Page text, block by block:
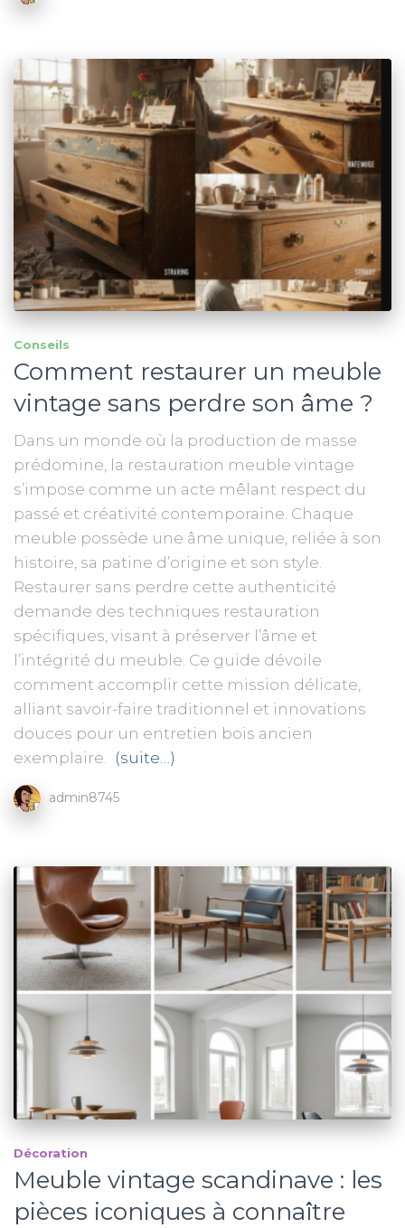
Conseils
Comment restaurer un meuble
vintage sans perdre son âme ?
Dans un monde où la production de masse
prédomine, la restauration meuble vintage
s’impose comme un acte mêlant respect du
passé et créativité contemporaine. Chaque
meuble possède une âme unique, reliée à son
histoire, sa patine d’origine et son style.
Restaurer sans perdre cette authenticité
demande des techniques restauration
spécifiques, visant à préserver l’âme et
l’intégrité du meuble. Ce guide dévoile
comment accomplir cette mission délicate,
alliant savoir-faire traditionnel et innovations
douces pour un entretien bois ancien
exemplaire. (suite…)
admin8745
Décoration
Meuble vintage scandinave : les
pièces iconiques à connaître